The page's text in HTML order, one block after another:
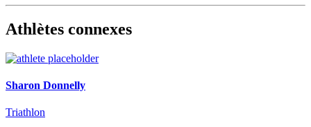
Athlètes connexes
Sharon Donnelly
Triathlon